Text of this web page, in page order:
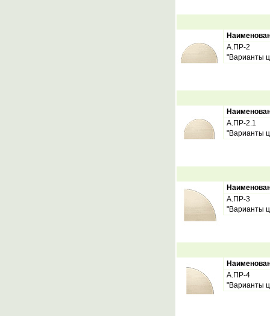
А.ПР-2
"Варианты
А.ПР-2.1
"Варианты
А.ПР-3
"Варианты
А.ПР-4
"Варианты